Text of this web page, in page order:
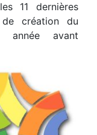
11 dernières
création du
année avant